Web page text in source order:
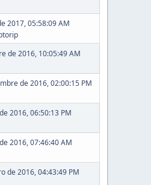
2017, 05:58:09 AM
de 2016, 10:05:49 AM
de 2016, 02:00:15 PM
2016, 06:50:13 PM
2016, 07:46:40 AM
de 2016, 04:43:49 PM